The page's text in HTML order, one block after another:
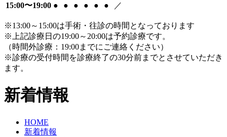
15:00〜19:00 ● ● ● ● ● ● ／
※13:00～15:00は手術・往診の時間となっております
※上記診療日の19:00～20:00は予約診療です。
（時間外診療：19:00までにご連絡ください）
※診療の受付時間を診療終了の30分前までとさせていただき
ます。
新着情報
HOME
新着情報